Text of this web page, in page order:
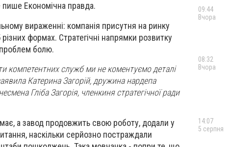
пише Економічна правда.
вираженні: компанія присутня на ринку
формах. Стратегічні напрямки розвитку
проблем болю.
компетентних служб ми не коментуємо деталі
Катерина Загорій, дружина нардепа
Гліба Загорія, членкиня стратегічної ради
а завод продовжить свою роботу, додали у
наскільки серйозно постраждали
09:44
Вчора
08:32
Вчора
14:07
5 серпня